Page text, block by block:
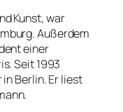
Kunst, war
Außerdem
einer
Seit 1993
Berlin. Er liest